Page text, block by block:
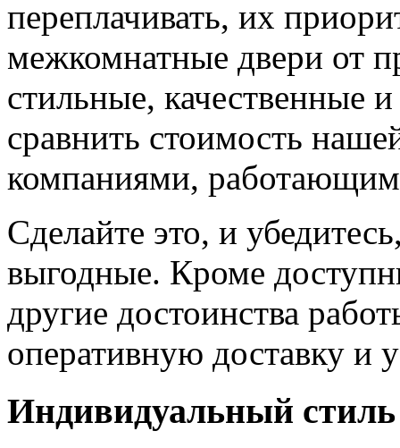
переплачивать, их
межкомнатные двери от
стильные, качественные
сравнить стоимость
компаниями,
Сделайте это, и
выгодные. Кроме
другие достоинства
оперативную доставку и
Индивидуальный стиль